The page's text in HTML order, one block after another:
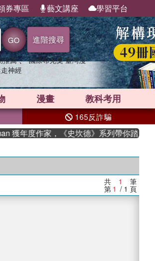
券專區 藝文講座 學習平台
GO 進階搜尋
推薦 、 國際布克獎 臺灣漫
神經
漫畫 教科考用
165反詐騙
年度作家，《史坎德》系列帶你踏上熱血
共 1 筆
第 1 / 1 頁